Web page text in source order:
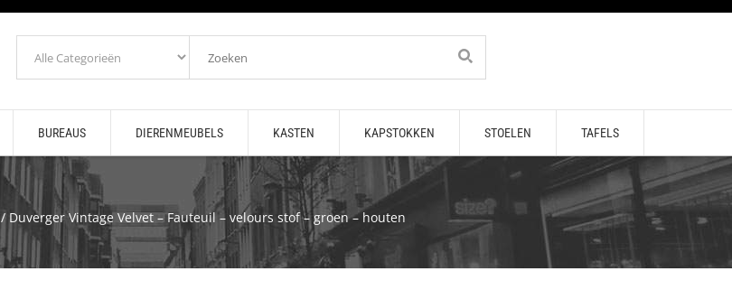
BUREAUS DIERENMEUBELS KASTEN KAPSTOKKEN STOELEN TAFELS
/ Duverger Vintage Velvet – Fauteuil – velours stof – groen – houten